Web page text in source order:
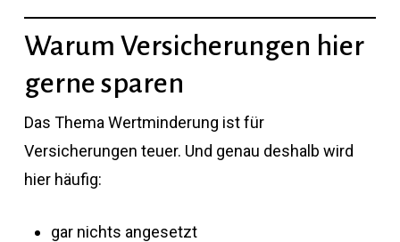
Warum Versicherungen hier
gerne sparen
Das Thema Wertminderung ist für
Versicherungen teuer. Und genau deshalb wird
hier häufig:
gar nichts angesetzt